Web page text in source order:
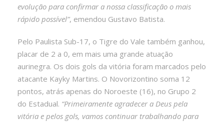
evolução para confirmar a nossa classificação o mais
rápido possível”, emendou Gustavo Batista.
Pelo Paulista Sub-17, o Tigre do Vale também ganhou,
placar de 2 a 0, em mais uma grande atuação
aurinegra. Os dois gols da vitória foram marcados pelo
atacante Kayky Martins. O Novorizontino soma 12
pontos, atrás apenas do Noroeste (16), no Grupo 2
do Estadual. “Primeiramente agradecer a Deus pela
vitória e pelos gols, vamos continuar trabalhando para